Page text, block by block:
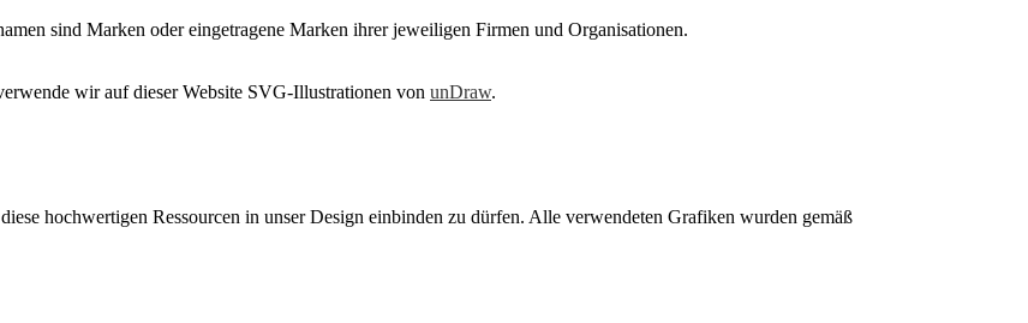
sind Marken oder eingetragene Marken ihrer jeweiligen Firmen und Organisationen.
wir auf dieser Website SVG-Illustrationen von unDraw.
hochwertigen Ressourcen in unser Design einbinden zu dürfen. Alle verwendeten Grafiken wurden gemäß